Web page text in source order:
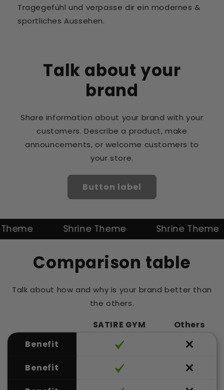
Tragegefühl und verpasse dir ein modernes &
sportliches Aussehen.
Talk about your
brand
Share information about your brand with your
customers. Describe a product, make
announcements, or welcome customers to
your store.
Button label
Shrine Theme Shrine Theme
Comparison table
Talk about how and why is your brand better than
the others.
SATIRE GYM
Others
Benefit
Benefit